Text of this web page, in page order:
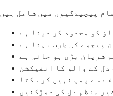
کو محدود کر دیتا ہے
پیچھے کی طرف بہتا ہے
شریان بڑی ہو جاتی ہے
دل کے والو کا انفیکشن
سے پمپ نہیں کر سکتا
منظم دل کی دھڑکنیں